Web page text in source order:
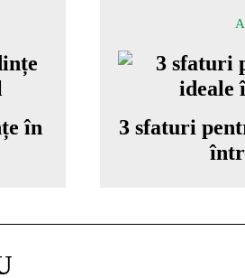
în
3 sfaturi